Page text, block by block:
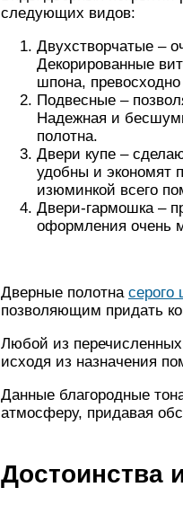
следующих видов:
Двухстворчатые –
Декорированные
шпона,
Подвесные –
Надежная и
полотна.
Двери купе –
удобны и экономят
изюминкой всего
Двери-гармошка –
оформления очень
Дверные полотна серого
позволяющим придать
Любой из
исходя из назначения
Данные благородные
атмосферу, придавая
Достоинства